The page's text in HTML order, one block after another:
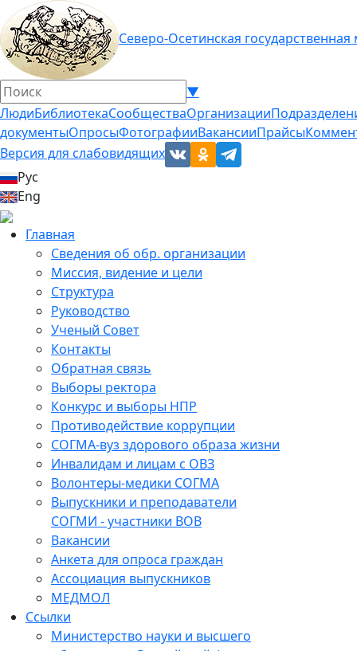
Северо-Осетинская
▼
ЛюдиБиблиотекаСообществаОрганизации
документыОпросыФотографииВакансииПрайсы
Версия для слабовидящих
Рус
Eng
Главная
Сведения об обр. организации
Миссия, видение и цели
Структура
Руководство
Ученый Совет
Контакты
Обратная связь
Выборы ректора
Конкурс и выборы НПР
Противодействие коррупции
СОГМА-вуз здорового образа жизни
Инвалидам и лицам с ОВЗ
Волонтеры-медики СОГМА
Выпускники и преподаватели
СОГМИ - участники ВОВ
Вакансии
Анкета для опроса граждан
Ассоциация выпускников
МЕДМОЛ
Ссылки
Министерство науки и высшего